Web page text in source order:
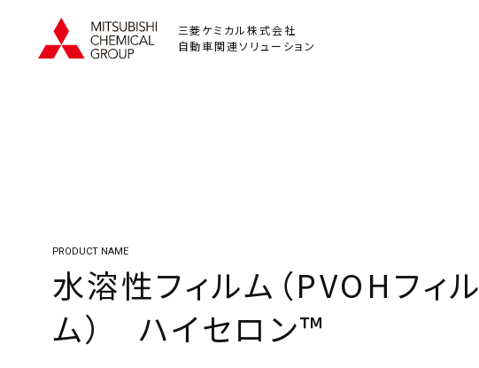
三菱ケミカル株式会社
自動車関連ソリューション
PRODUCT NAME
水溶性フィルム（PVOHフィル
ム） ハイセロン™